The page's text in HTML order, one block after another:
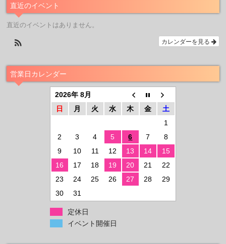
直近のイベント
直近のイベントはありません。
カレンダーを見る
営業日カレンダー
2026年 8月
日
月 火 水 木 金
土
1
2
3 4 5 6 7
8
9
10 11 12 13 14
15
16
17 18 19 20 21
22
23
24 25 26 27 28
29
30
31
定休日
イベント開催日